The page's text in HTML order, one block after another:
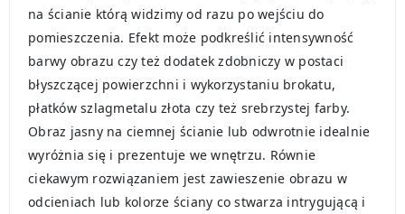
na ścianie którą widzimy od razu po wejściu do
pomieszczenia. Efekt może podkreślić intensywność
barwy obrazu czy też dodatek zdobniczy w postaci
błyszczącej powierzchni i wykorzystaniu brokatu,
płatków szlagmetalu złota czy też srebrzystej farby.
Obraz jasny na ciemnej ścianie lub odwrotnie idealnie
wyróżnia się i prezentuje we wnętrzu. Równie
ciekawym rozwiązaniem jest zawieszenie obrazu w
odcieniach lub kolorze ściany co stwarza intrygującą i